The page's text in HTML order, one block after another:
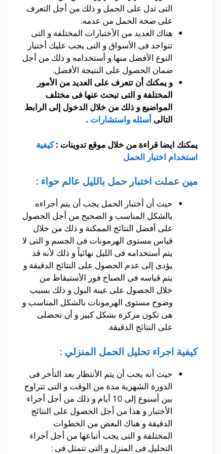
التى تدل على الحمل و ذلك من أجل التعرف
على صحة الحمل من عدمه.
هناك العديد من الأختبارات المختلفة و التى
تتواجد فى الأسواق و التى يجب عليك أختيار
النوع الأفضل منها و أستخدامه و ذلك من أجل
ضمان الحصول على النتيجة الأفضل.
و يمكنك أن تتعرف على العديد من الأمور
المختلفة و التى تبحث عنها فى مختلف
المواضيع و ذلك من خلال الدخول إلى الرابط
التالى أسئله واستشارات .
يمكنك ايضا قراءة من خلال موقع تدوينات :كيفية
استخدام اختبار الحمل
مين عملت اختبار حمل بالليل عالم حواء :
حيث أن أختبار الحمل يجب أن يتم أجراءه
بالشكل المناسب و الصحيح من أجل الحصول
على أفضل النتائج الممكنة و ذلك من خلال
قياس مستوى الهرمونات فى الجسم و التى لا
يتم أستخدامه فى الليل نهائياً و ذلك لأنه قد
يؤدى إلى عدم الحصول على النتائج الدقيقة و
يتم قياسه فى الصباح فور الأستيقاظ من
خلال الحصول على عينة البول و ذلك بسبب
وضوح مستوى الهرمونات بالشكل المناسب و
هى تكون مركزة بشكل كبير و أن تحصلى
على النتائج الدقيقة.
كيفية اجراء تحليل الحمل المنزلي :
حيث أنه يجب أن يتم الأنتظار بعد التأخر فى
الدورة الشهرية مدة من الوقت و التى تتراوح
بين أسبوع إلى 10 أيام و ذلك من أجل أجراء
الأختبار و هذا من أجل الحصول على النتائج
الدقيقة و هناك البعض من الخطوات
المختلفة و التى يجب أتباعها من أجل أجراء
التحليل فى المنزل و التى تتمثل فى :